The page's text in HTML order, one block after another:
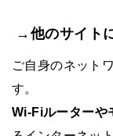
→他のサイト
ご自身のネット
す。
Wi-Fiルーターや